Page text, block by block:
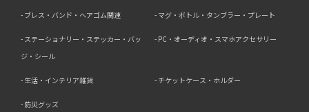
・公衆衛生の向上又は児童の健全な育成の推進のために特
あるとき
・国の機関若しくは地方公共団体又はその委託を受けた者
がある場合であって、本人の同意を得ることによって当該
ブレス・バンド・ヘアゴム関連 マグ・ボトル・タンブラー・プレート
ステーショナリー・ステッカー・バッ
ジ・シール
PC・オーディオ・スマホアクセサリー
生活・インテリア雑貨 チケットケース・ホルダー
防災グッズ